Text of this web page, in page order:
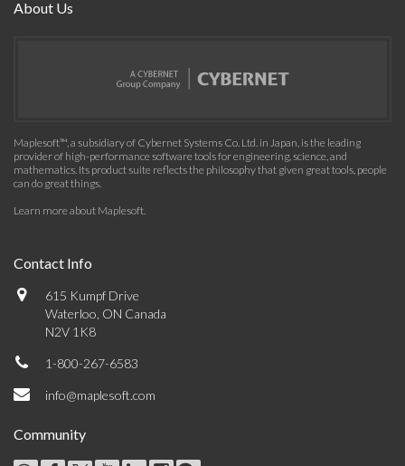
About Us
Maplesoft™, a subsidiary of Cybernet Systems Co. Ltd. in Japan, is the leading
provider of high-performance software tools for engineering, science, and
mathematics. Its product suite reflects the philosophy that given great tools, people
can do great things.
Learn more about Maplesoft.
Contact Info
615 Kumpf Drive
Waterloo, ON Canada
N2V 1K8
1-800-267-6583
info@maplesoft.com
Community